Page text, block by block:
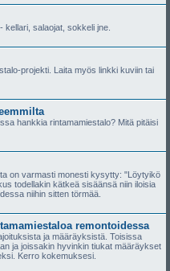
kellari, salaojat, sokkeli jne.
projekti. Laita myös linkki kuviin tai
hankkia rintamamiestalo? Mitä pitäisi
on varmasti monesti kysytty: "Löytyikö
todellakin kätkeä sisäänsä niin iloisia
niihin sitten törmää.
remontoidessa
ja määräyksistä. Toisissa
ja joissakin hyvinkin tiukat määräykset
Kerro kokemuksesi.